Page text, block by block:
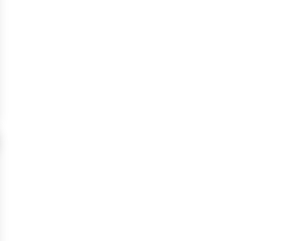
suosikkeihin